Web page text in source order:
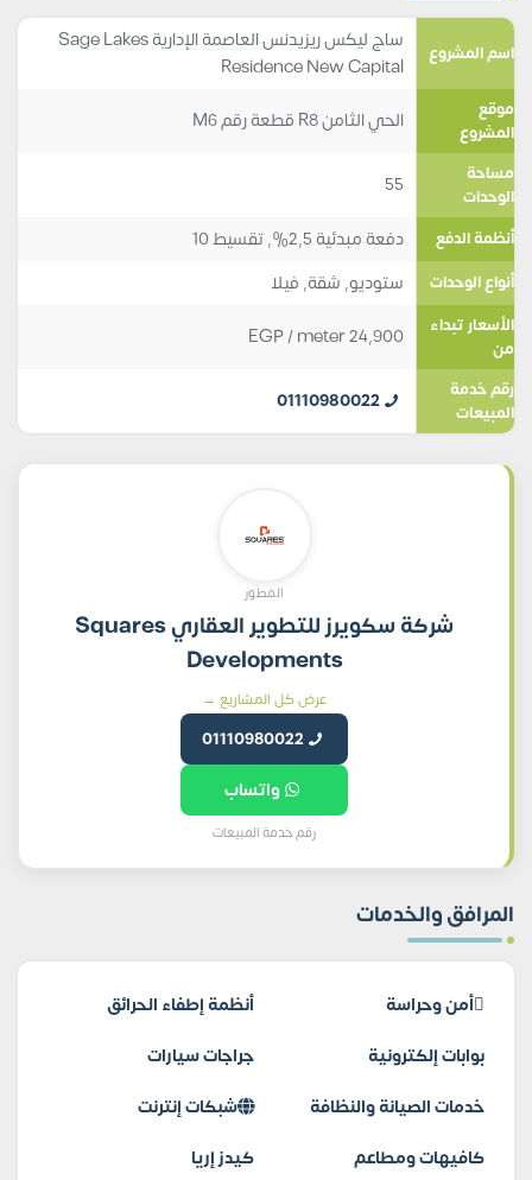
اسم المشروع
ساج ليكس ريزيدنس العاصمة الإدارية Sage Lakes
Residence New Capital
موقع
المشروع
الحي الثامن R8 قطعة رقم M6
مساحة
الوحدات
55
أنظمة الدفع دفعة مبدئية 2,5%, تقسيط 10
أنواع الوحدات ستوديو, شقة, فيلا
الأسعار تبداء
من
24,900
EGP/ meter
رقم خدمة
المبيعات
01110980022
المطور
شركة سكويرز للتطوير العقاري Squares
Developments
عرض كل المشاريع →
01110980022
واتساب
رقم خدمة المبيعات
المرافق والخدمات
أمن وحراسة
أنظمة إطفاء الحرائق
بوابات إلكترونية
جراجات سيارات
خدمات الصيانة والنظافة
شبكات إنترنت
كافيهات ومطاعم
كيدز إريا